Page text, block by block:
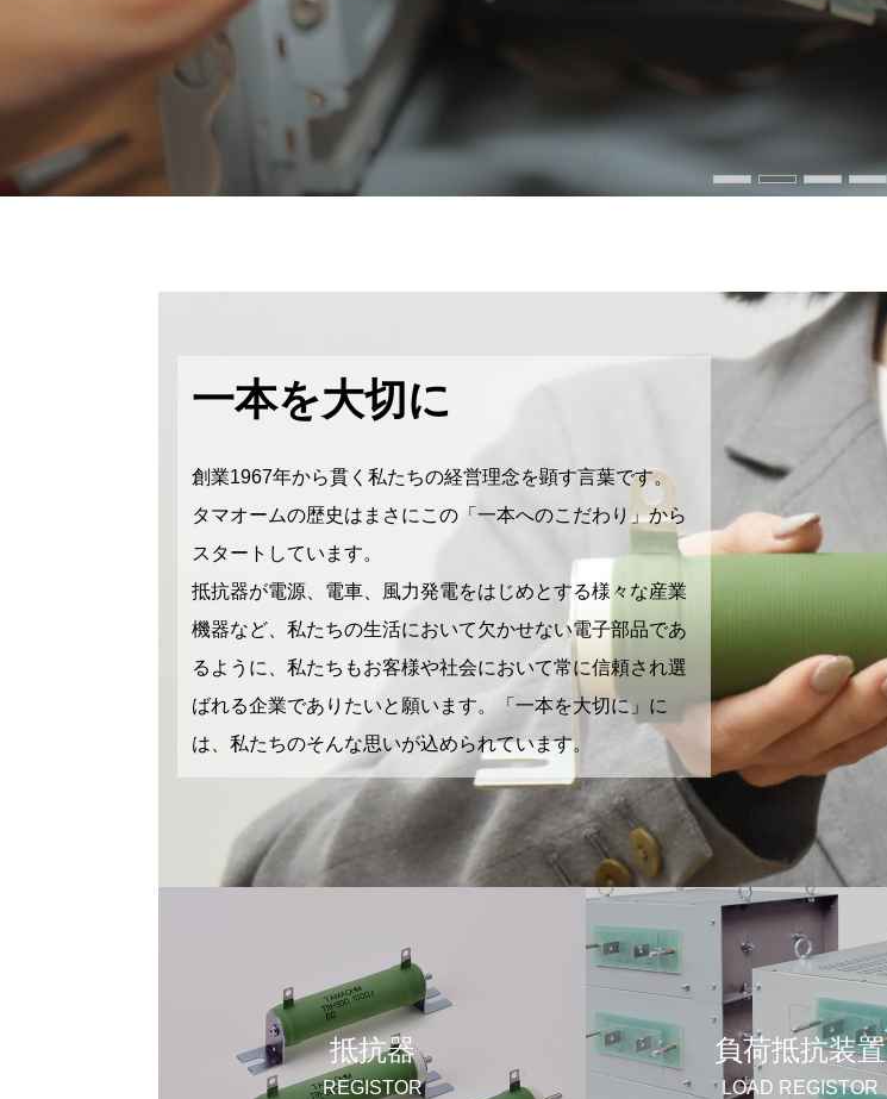
一本を大切に
創業1967年から貫く私たちの経営理念を顕す言葉です。
タマオームの歴史はまさにこの「一本へのこだわり」から
スタートしています。
抵抗器が電源、電車、風力発電をはじめとする様々な産業
機器など、私たちの生活において欠かせない電子部品であ
るように、私たちもお客様や社会において常に信頼され選
ばれる企業でありたいと願います。「一本を大切に」に
は、私たちのそんな思いが込められています。
抵抗器
REGISTOR
負荷抵抗装置
LOAD REGISTOR
カ
バ
ー
リ